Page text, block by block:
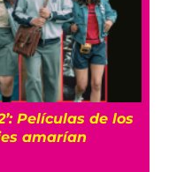
Películas de los
amarían